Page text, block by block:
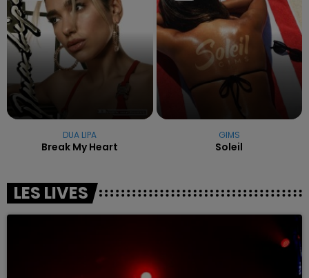
DUA LIPA
Break My Heart
GIMS
Soleil
LES LIVES